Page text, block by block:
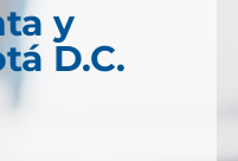
y
D.C.